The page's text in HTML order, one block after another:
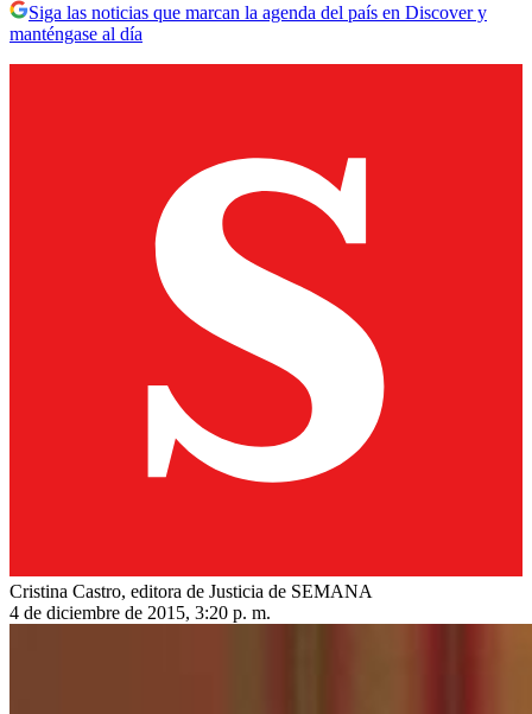
Siga las noticias que marcan la agenda del país en Discover y
manténgase al día
Cristina Castro, editora de Justicia de SEMANA
4 de diciembre de 2015, 3:20 p. m.